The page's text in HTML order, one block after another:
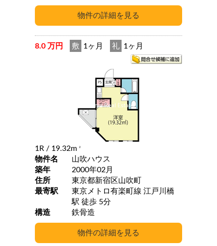
8.0 万円 敷 1ヶ月 礼 1ヶ月
1R / 19.32m 2
物件名
山吹ハウス
築年
2000年02月
住所
東京都新宿区山吹町
最寄駅
東京メトロ有楽町線 江戸川橋
駅 徒歩 5分
構造
鉄骨造